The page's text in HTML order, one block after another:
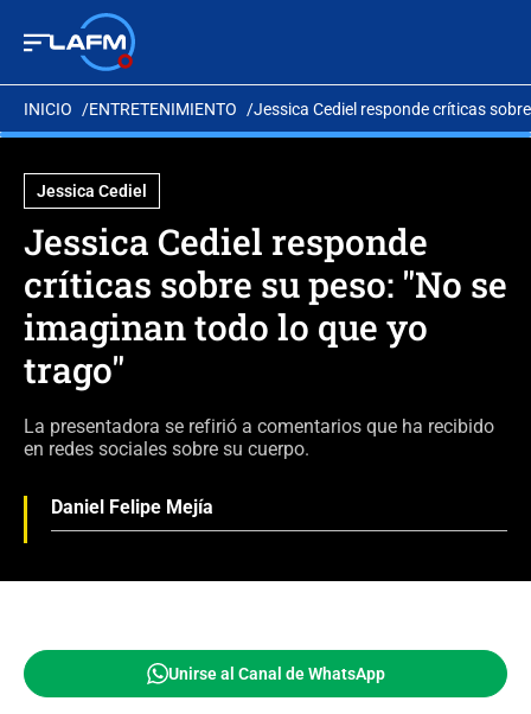
INICIO ENTRETENIMIENTO Jessica Cediel responde críticas
Jessica Cediel
Jessica Cediel responde
críticas sobre su peso: "No se
imaginan todo lo que yo
trago"
La presentadora se refirió a comentarios que ha recibido
en redes sociales sobre su cuerpo.
Daniel Felipe Mejía
Unirse al Canal de WhatsApp